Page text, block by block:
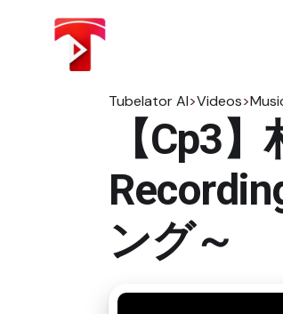
Tubelator AI>Videos>
【Cp3
ング～